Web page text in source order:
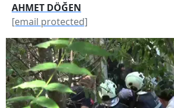
AHMET DÖĞEN
[email protected]